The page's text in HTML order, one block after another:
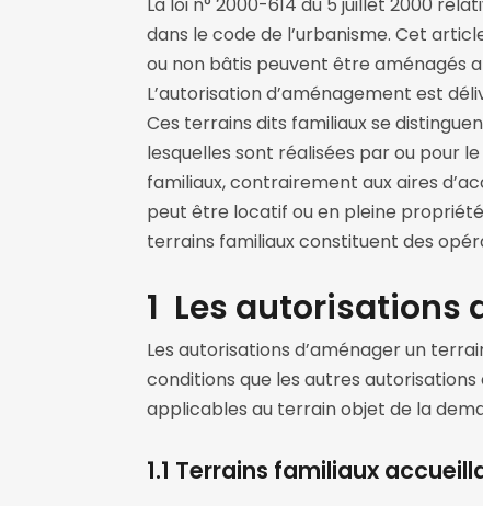
La loi n° 2000-614 du 5 juillet 2000
dans le code de l’urbanisme. Cet
ou non bâtis peuvent être aménagés
L’autorisation d’aménagement est
Ces terrains dits familiaux se
lesquelles sont réalisées par ou pour
familiaux, contrairement aux aires
peut être locatif ou en pleine
terrains familiaux constituent des
1 Les autorisations
Les autorisations d’aménager un
conditions que les autres autorisations
applicables au terrain objet de la
1.1 Terrains familiaux